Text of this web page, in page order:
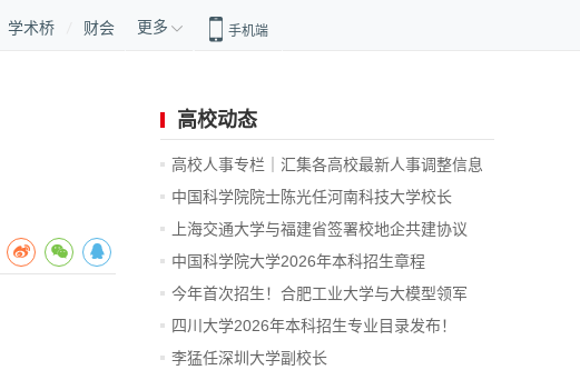
学术桥 财会 更多 手机端
高校动态
高校人事专栏｜汇集各高校最新人事调整信息
中国科学院院士陈光任河南科技大学校长
上海交通大学与福建省签署校地企共建协议
中国科学院大学2026年本科招生章程
今年首次招生！合肥工业大学与大模型领军
企...
四川大学2026年本科招生专业目录发布！
李猛任深圳大学副校长